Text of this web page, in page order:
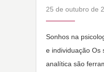
25 de outubro de
Sonhos na
e individuação Os
analítica são